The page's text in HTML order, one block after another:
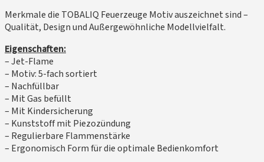
Merkmale die TOBALIQ Feuerzeuge Motiv auszeichnet sind –
Qualität, Design und Außergewöhnliche Modellvielfalt.
Eigenschaften:
– Jet-Flame
– Motiv: 5-fach sortiert
– Nachfüllbar
– Mit Gas befüllt
– Mit Kindersicherung
– Kunststoff mit Piezozündung
– Regulierbare Flammenstärke
– Ergonomisch Form für die optimale Bedienkomfort